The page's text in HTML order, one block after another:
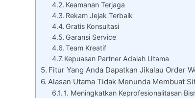
Keamanan Terjaga
Rekam Jejak Terbaik
Gratis Konsultasi
Garansi Service
Team Kreatif
Kepuasan Partner Adalah Utama
Fitur Yang Anda Dapatkan Jikalau Order
Alasan Utama Tidak Menunda Membuat
1. Meningkatkan Keprofesionalitasan